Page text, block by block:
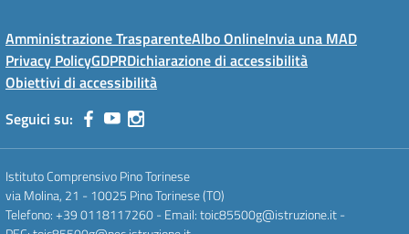
Amministrazione TrasparenteAlbo OnlineInvia una MAD
Privacy PolicyGDPRDichiarazione di accessibilità
Obiettivi di accessibilità
Seguici su:
Istituto Comprensivo Pino Torinese
via Molina, 21 - 10025 Pino Torinese (TO)
Telefono: +39 0118117260 - Email: toic85500g@istruzione.it -